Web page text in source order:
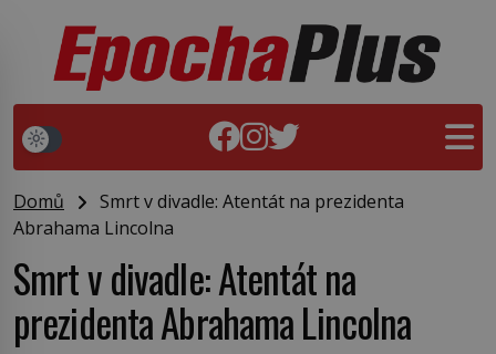
Domů
Smrt v divadle: Atentát na prezidenta
Abrahama Lincolna
Smrt v divadle: Atentát na
prezidenta Abrahama Lincolna